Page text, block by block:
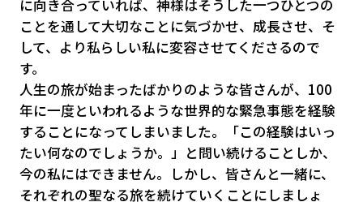
に向き合っていれば、神様はそうした一つひとつの
ことを通して大切なことに気づかせ、成長させ、そ
して、より私らしい私に変容させてくださるので
す。
人生の旅が始まったばかりのような皆さんが、100
年に一度といわれるような世界的な緊急事態を経験
することになってしまいました。「この経験はいっ
たい何なのでしょうか。」と問い続けることしか、
今の私にはできません。しかし、皆さんと一緒に、
それぞれの聖なる旅を続けていくことにしましょ